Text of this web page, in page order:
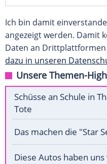
Ich bin damit
angezeigt werden. Damit
Daten an
dazu in unseren
Unsere Themen-
Schüsse an Schule in
Tote
Das machen die "Star
Diese Autos haben